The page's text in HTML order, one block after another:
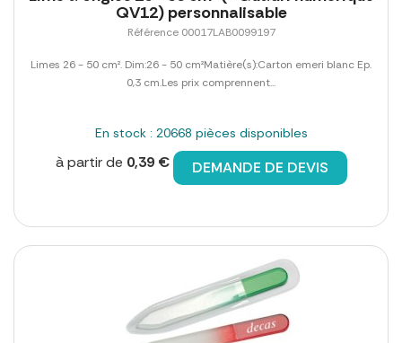
QV12) personnalisable
Référence 00017LAB0099197
Limes 26 - 50 cm². Dim:26 - 50 cm²Matière(s):Carton emeri blanc Ep.
0,3 cm.Les prix comprennent...
En stock : 20668 pièces disponibles
à partir de 0,39 € DEMANDE DE DEVIS